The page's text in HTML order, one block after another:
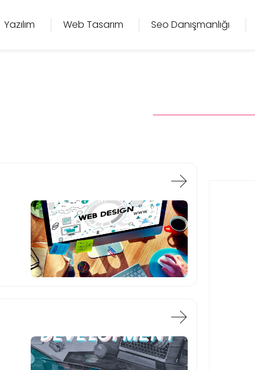
Yazılım Web Tasarım Seo Danışmanlığı